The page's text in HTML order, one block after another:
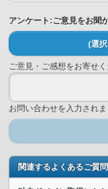
アンケート:ご意見をお聞
(選
ご意見・ご感想をお寄せ
お問い合わせを入力され
関連するよくあるご質問